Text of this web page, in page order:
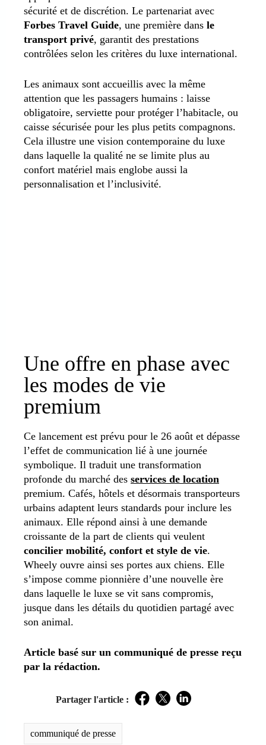
sécurité et de discrétion. Le partenariat avec
Forbes Travel Guide, une première dans le
transport privé, garantit des prestations
contrôlées selon les critères du luxe international.
Les animaux sont accueillis avec la même
attention que les passagers humains : laisse
obligatoire, serviette pour protéger l’habitacle, ou
caisse sécurisée pour les plus petits compagnons.
Cela illustre une vision contemporaine du luxe
dans laquelle la qualité ne se limite plus au
confort matériel mais englobe aussi la
personnalisation et l’inclusivité.
Une offre en phase avec
les modes de vie
premium
Ce lancement est prévu pour le 26 août et dépasse
l’effet de communication lié à une journée
symbolique. Il traduit une transformation
profonde du marché des services de location
premium. Cafés, hôtels et désormais transporteurs
urbains adaptent leurs standards pour inclure les
animaux. Elle répond ainsi à une demande
croissante de la part de clients qui veulent
concilier mobilité, confort et style de vie.
Wheely ouvre ainsi ses portes aux chiens. Elle
s’impose comme pionnière d’une nouvelle ère
dans laquelle le luxe se vit sans compromis,
jusque dans les détails du quotidien partagé avec
son animal.
Article basé sur un communiqué de presse reçu
par la rédaction.
Partager l'article : Facebook
TwitterLinkedIn
communiqué de presse